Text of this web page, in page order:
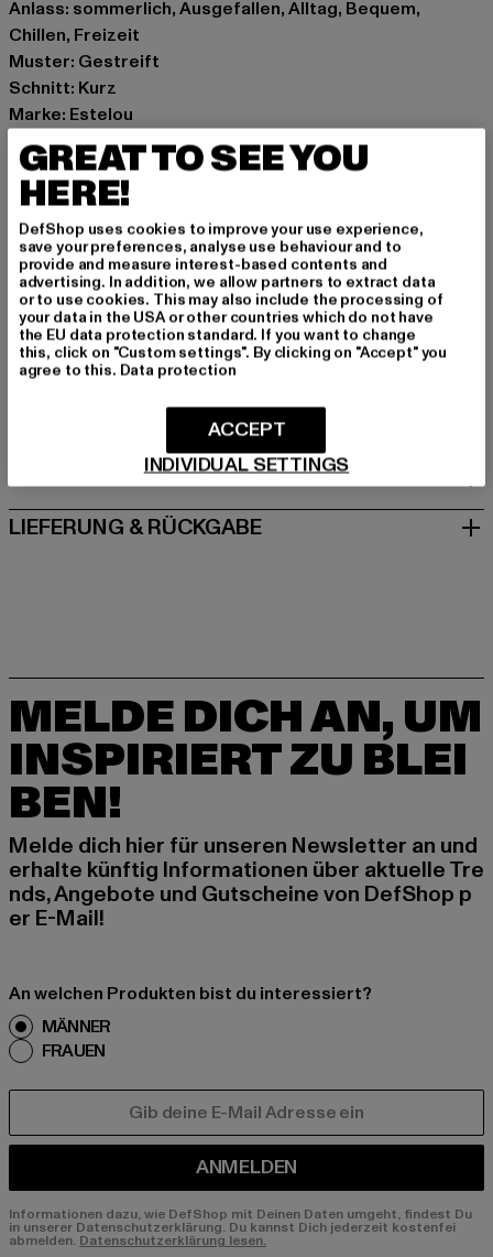
Anlass: sommerlich, Ausgefallen, Alltag, Bequem,
Chillen, Freizeit
Muster: Gestreift
Schnitt: Kurz
Marke: Estelou
Kat.: Smart & Tailored Shorts
Farbe: beige
Hersteller Farbe: beige/black
Materialzusammensetzung: 100% Baumwolle
Art.Nr: EST-SH-CH-02484
Hersteller: TB International GmbH |info@tbint.de
Dr.-Robert-Murjahn-Straße 7 | 64372 Ober-Ramstadt |
DE
GRÖSSE & PASSFORM
PFLEGEHINWEISE
LIEFERUNG & RÜCKGABE
MELDE DICH AN, UM
INSPIRIERT ZU BLEI
BEN!
Melde dich hier für unseren Newsletter an und
erhalte künftig Informationen über aktuelle Tre
nds, Angebote und Gutscheine von DefShop p
er E-Mail!
An welchen Produkten bist du interessiert?
MÄNNER
FRAUEN
ANMELDEN
Informationen dazu, wie DefShop mit Deinen Daten umgeht, findest Du
in unserer Datenschutzerklärung. Du kannst Dich jederzeit kostenfei
abmelden. Datenschutzerklärung lesen.
GREAT TO SEE YOU
HERE!
DefShop uses cookies to improve your use experience,
save your preferences, analyse use behaviour and to
provide and measure interest-based contents and
advertising. In addition, we allow partners to extract data
or to use cookies. This may also include the processing of
your data in the USA or other countries which do not have
the EU data protection standard. If you want to change
this, click on "Custom settings". By clicking on "Accept" you
agree to this. Data protection
INDIVIDUAL SETTINGS
ACCEPT